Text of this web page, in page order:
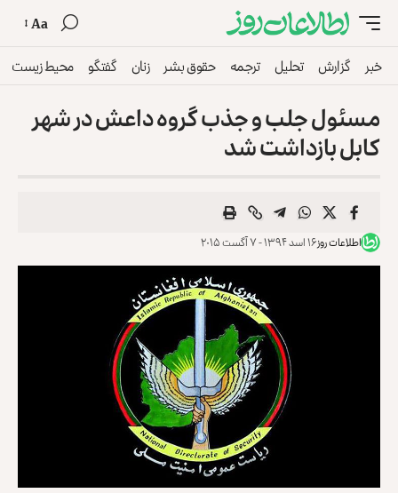
Aa
خبر گزارش تحلیل ترجمه حقوق بشر زنان گفتگو محیط زیست
مسئول جلب و جذب گروه داعش در شهر
کابل بازداشت شد
اطلاعات روز۱۶ اسد ۱۳۹۴ - ۷ آگست ۲۰۱۵